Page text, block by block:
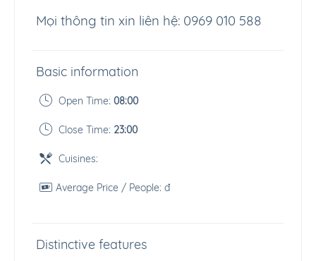
Mọi thông tin xin liên hệ: 0969 010 588
Basic information
Open Time: 08:00
Close Time: 23:00
Cuisines:
Average Price / People: đ
Distinctive features